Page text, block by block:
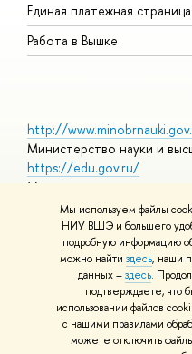
Мы используем файлы
НИУ ВШЭ и большего
подробную информацию
можно найти здесь, наши
данных –здесь.
подтверждаете, что
использовании файлов
с нашими правилами
можете отключить
Единая платежная страница
Работа в Вышке
http://
Министерство науки и
https://edu.gov.ru/
Министерство
https://elearning.hse.ru/
Массовые открытые
© НИУ ВШЭ 1993–2026
использования материалов
Шрифты HSE Sans и HSE Slab